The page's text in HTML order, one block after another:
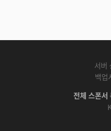
서버
백업
전체 스폰서